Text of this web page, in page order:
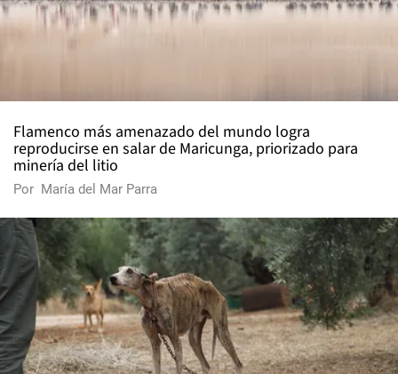
Flamenco más amenazado del mundo logra
reproducirse en salar de Maricunga, priorizado para
minería del litio
Por María del Mar Parra